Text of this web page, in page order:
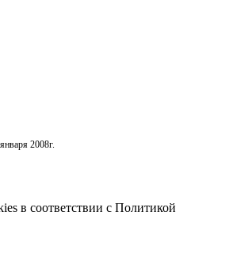
2008г.
в соответствии с Политикой